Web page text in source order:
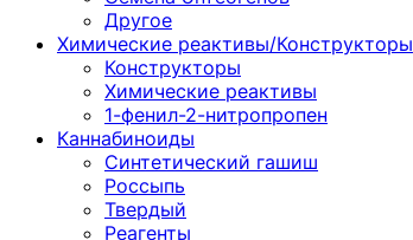
Другое
Химические реактивы/Конструкторы
Конструкторы
Химические реактивы
1-фенил-2-нитропропен
Каннабиноиды
Синтетический гашиш
Россыпь
Твердый
Реагенты